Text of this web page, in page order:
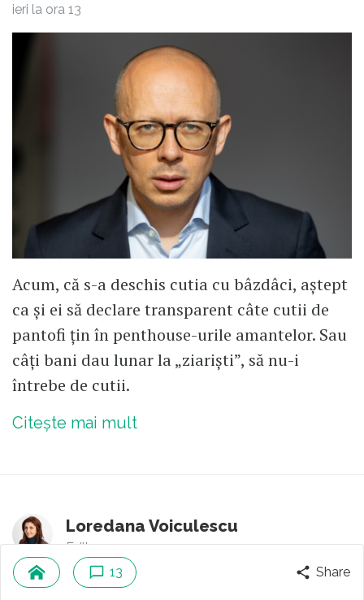
ieri la ora 13
Acum, că s-a deschis cutia cu bâzdâci, aștept
ca și ei să declare transparent câte cutii de
pantofi țin în penthouse-urile amantelor. Sau
câți bani dau lunar la „ziariști”, să nu-i
întrebe de cutii.
Citește mai mult
Loredana Voiculescu
Editor
comentarii
13 Share